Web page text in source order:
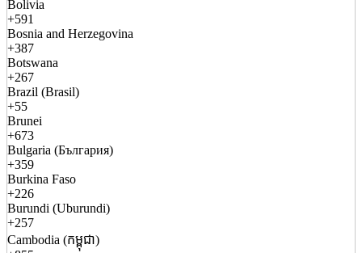
Bolivia
+591
Bosnia and Herzegovina
+387
Botswana
+267
Brazil (Brasil)
+55
Brunei
+673
Bulgaria (България)
+359
Burkina Faso
+226
Burundi (Uburundi)
+257
Cambodia (កម្ពុជា)